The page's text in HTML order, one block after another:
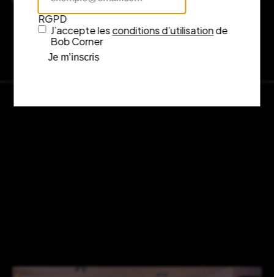
RGPD
J’accepte lesconditions d’utilisationde
Bob Corner
Je m’inscris